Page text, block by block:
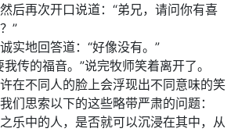
后再次开口说道：“弟兄，请问你有喜
”
实地回答道：“好像没有。”
传的福音。”说完牧师笑着离开了。
在不同人的脸上会浮现出不同意味的笑
们思索以下的这些略带严肃的问题：
乐中的人，是否就可以沉浸在其中，从